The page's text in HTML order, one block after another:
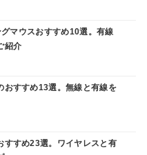
マウスおすすめ10選。有線
紹介
おすすめ13選。無線と有線を
すすめ23選。ワイヤレスと有